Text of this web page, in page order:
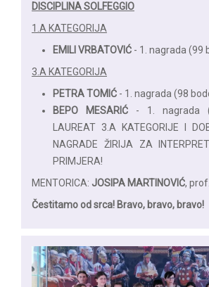
DISCIPLINA SOLFEGGIO
1.A KATEGORIJA
EMILI VRBATOVIĆ - 1. nagrada (99
3.A KATEGORIJA
PETRA TOMIĆ - 1. nagrada (98
BEPO MESARIĆ - 1. nagrada
LAUREAT 3.A KATEGORIJE I
NAGRADE ŽIRIJA ZA
PRIMJERA!
MENTORICA: JOSIPA MARTINOVIĆ, prof.
Čestitamo od srca! Bravo, bravo, bravo!